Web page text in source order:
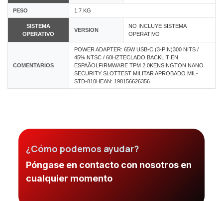
PESO 1.7 KG
SISTEMA
OPERATIVO
VERSION
NO INCLUYE SISTEMA
OPERATIVO
COMENTARIOS
POWER ADAPTER: 65W USB-C (3-PIN)300 NITS /
45% NTSC / 60HZTECLADO BACKLIT EN
ESPAÃOLFIRMWARE TPM 2.0KENSINGTON NANO
SECURITY SLOTTEST MILITAR APROBADO MIL-
STD-810HEAN: 198156626356
¿Cómo podemos ayudar?
Póngase en contacto con nosotros en
cualquier momento